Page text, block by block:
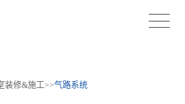
装修&施工>>气路系统